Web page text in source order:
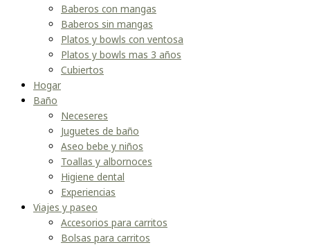
Baberos con mangas
Baberos sin mangas
Platos y bowls con ventosa
Platos y bowls mas 3 años
Cubiertos
Hogar
Baño
Neceseres
Juguetes de baño
Aseo bebe y niños
Toallas y albornoces
Higiene dental
Experiencias
Viajes y paseo
Accesorios para carritos
Bolsas para carritos